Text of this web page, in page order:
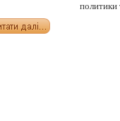
политики